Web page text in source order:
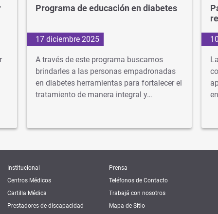
Programa de educación en diabetes
17 diciembre 2025
A través de este programa buscamos
brindarles a las personas empadronadas
en diabetes herramientas para fortalecer el
tratamiento de manera integral y…
Institucional
Centros Médicos
Cartilla Médica
Prestadores de discapacidad
Prensa
Teléfonos de Contacto
Trabajá con nosotros
Mapa de Sitio